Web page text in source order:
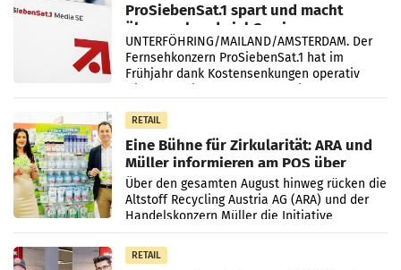
ProSiebenSat.1 spart und macht
überraschend viel Gewinn
UNTERFÖHRING/MAILAND/AMSTERDAM. Der
Fernsehkonzern ProSiebenSat.1 hat im
Frühjahr dank Kostensenkungen operativ
RETAIL
Eine Bühne für Zirkularität: ARA und
Müller informieren am POS über
Kreislauffähigkeit
Über den gesamten August hinweg rücken die
Altstoff Recycling Austria AG (ARA) und der
Handelskonzern Müller die Initiative
„Kreislauf-Helden“ in allen österreichischen
Müller-Filialen
RETAIL